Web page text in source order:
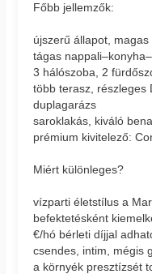
Főbb jellemzők:
újszerű állapot, magas
tágas
3 hálószoba, 2
több terasz, részleges
duplagarázs
saroklakás, kiváló
prémium kivitelező:
Miért különleges?
vízparti életstílus a
befektetésként
€/hó bérleti díjjal
csendes, intim, mégis
a környék presztízsét